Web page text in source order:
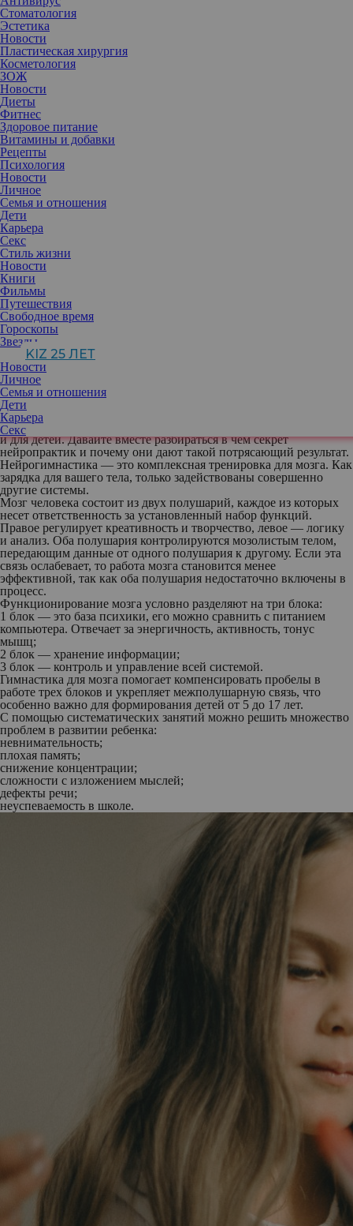
Стоматология
Эстетика
Новости
Пластическая хирургия
Косметология
ЗОЖ
Новости
Диеты
Фитнес
Здоровое питание
Витамины и добавки
Рецепты
Психология
Новости
Личное
Семья и отношения
Дети
Карьера
Секс
Стиль жизни
Новости
Книги
Фильмы
Путешествия
Свободное время
Гороскопы
Звезды
KIZ 25 ЛЕТ
Новости
Личное
Семья и отношения
Дети
Карьера
Секс
Психолог делится простыми, но эффективными упражнениями,
которые помогут решить множество проблем в развитии
ребенка: плохая память, невнимательность, сложность с
изложением мыслей и другие.
нейрогимнастика стала так актуальна не только для взрослых, но
и для детей. Давайте вместе разбираться в чем секрет
нейропрактик и почему они дают такой потрясающий результат.
Нейрогимнастика — это комплексная тренировка для мозга. Как
зарядка для вашего тела, только задействованы совершенно
другие системы.
Мозг человека состоит из двух полушарий, каждое из которых
несет ответственность за установленный набор функций.
Правое регулирует креативность и творчество, левое — логику
и анализ. Оба полушария контролируются мозолистым телом,
передающим данные от одного полушария к другому. Если эта
связь ослабевает, то работа мозга становится менее
эффективной, так как оба полушария недостаточно включены в
процесс.
Функционирование мозга условно разделяют на три блока:
1 блок — это база психики, его можно сравнить с питанием
компьютера. Отвечает за энергичность, активность, тонус
мышц;
2 блок — хранение информации;
3 блок — контроль и управление всей системой.
Гимнастика для мозга помогает компенсировать пробелы в
работе трех блоков и укрепляет межполушарную связь, что
особенно важно для формирования детей от 5 до 17 лет.
С помощью систематических занятий можно решить множество
проблем в развитии ребенка:
невнимательность;
плохая память;
снижение концентрации;
сложности с изложением мыслей;
дефекты речи;
неуспеваемость в школе.